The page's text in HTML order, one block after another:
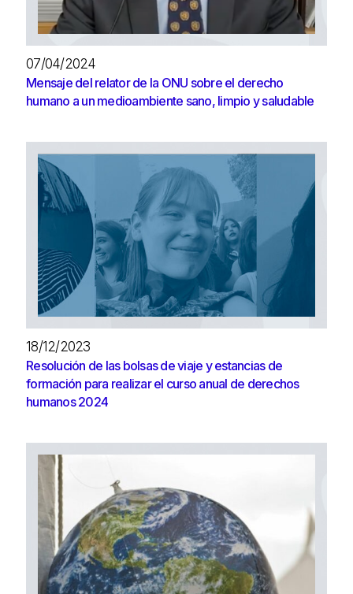
07/04/2024
Mensaje del relator de la ONU sobre el derecho
humano a un medioambiente sano, limpio y saludable
18/12/2023
Resolución de las bolsas de viaje y estancias de
formación para realizar el curso anual de derechos
humanos 2024